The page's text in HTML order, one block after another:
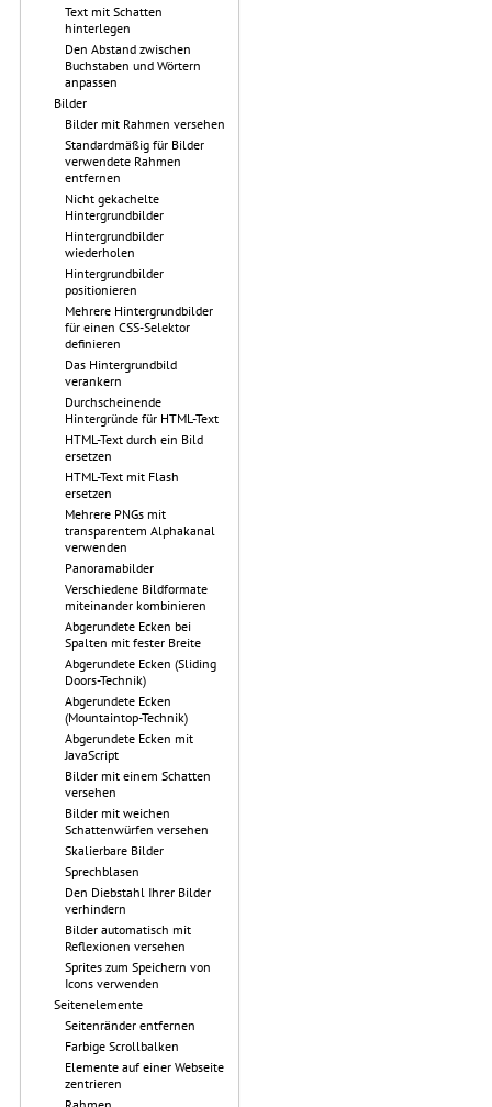
Text mit Schatten
hinterlegen
Den Abstand zwischen
Buchstaben und Wörtern
anpassen
Bilder
Bilder mit Rahmen versehen
Standardmäßig für Bilder
verwendete Rahmen
entfernen
Nicht gekachelte
Hintergrundbilder
Hintergrundbilder
wiederholen
Hintergrundbilder
positionieren
Mehrere Hintergrundbilder
für einen CSS-Selektor
definieren
Das Hintergrundbild
verankern
Durchscheinende
Hintergründe für HTML-Text
HTML-Text durch ein Bild
ersetzen
HTML-Text mit Flash
ersetzen
Mehrere PNGs mit
transparentem Alphakanal
verwenden
Panoramabilder
Verschiedene Bildformate
miteinander kombinieren
Abgerundete Ecken bei
Spalten mit fester Breite
Abgerundete Ecken (Sliding
Doors-Technik)
Abgerundete Ecken
(Mountaintop-Technik)
Abgerundete Ecken mit
JavaScript
Bilder mit einem Schatten
versehen
Bilder mit weichen
Schattenwürfen versehen
Skalierbare Bilder
Sprechblasen
Den Diebstahl Ihrer Bilder
verhindern
Bilder automatisch mit
Reflexionen versehen
Sprites zum Speichern von
Icons verwenden
Seitenelemente
Seitenränder entfernen
Farbige Scrollbalken
Elemente auf einer Webseite
zentrieren